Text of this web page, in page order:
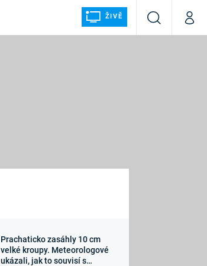
ŽIVĚ
VyhledáváníMůj
Sledujte nás
Prachaticko zasáhly 10 cm
velké kroupy. Meteorologové
ukázali, jak to souvisí s